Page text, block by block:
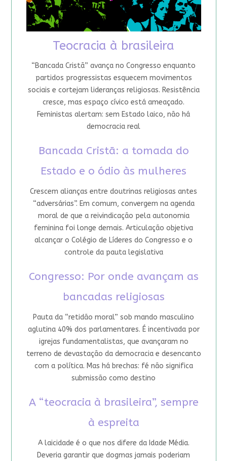
Teocracia à brasileira
“Bancada Cristã” avança no Congresso enquanto
partidos progressistas esquecem movimentos
sociais e cortejam lideranças religiosas. Resistência
cresce, mas espaço cívico está ameaçado.
Feministas alertam: sem Estado laico, não há
democracia real
Bancada Cristã: a tomada do
Estado e o ódio às mulheres
Crescem alianças entre doutrinas religiosas antes
“adversárias”. Em comum, convergem na agenda
moral de que a reivindicação pela autonomia
feminina foi longe demais. Articulação objetiva
alcançar o Colégio de Líderes do Congresso e o
controle da pauta legislativa
Congresso: Por onde avançam as
bancadas religiosas
Pauta da “retidão moral” sob mando masculino
aglutina 40% dos parlamentares. É incentivada por
igrejas fundamentalistas, que avançaram no
terreno de devastação da democracia e desencanto
com a política. Mas há brechas: fé não significa
submissão como destino
A “teocracia à brasileira”, sempre
à espreita
A laicidade é o que nos difere da Idade Média.
Deveria garantir que dogmas jamais poderiam